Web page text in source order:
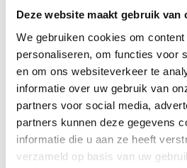
Deze website maakt gebruik van
We gebruiken cookies om
personaliseren, om functies voor
en om ons websiteverkeer te
informatie over uw gebruik van
partners voor social media,
partners kunnen deze gegevens
informatie die u aan ze heeft
verzameld op basis van uw
GPX